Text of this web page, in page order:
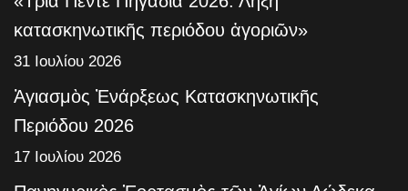
κατασκηνωτικῆς περιόδου ἀγοριῶν»
31 Ιουλίου 2026
Ἁγιασμὸς Ἐνάρξεως Κατασκηνωτικῆς
Περιόδου 2026
17 Ιουλίου 2026